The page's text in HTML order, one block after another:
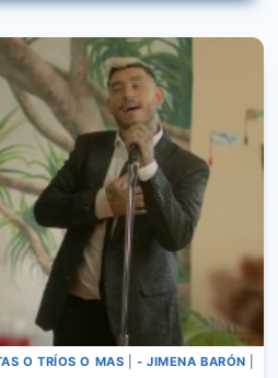
O TRÍOS O MAS - JIMENA BARÓN